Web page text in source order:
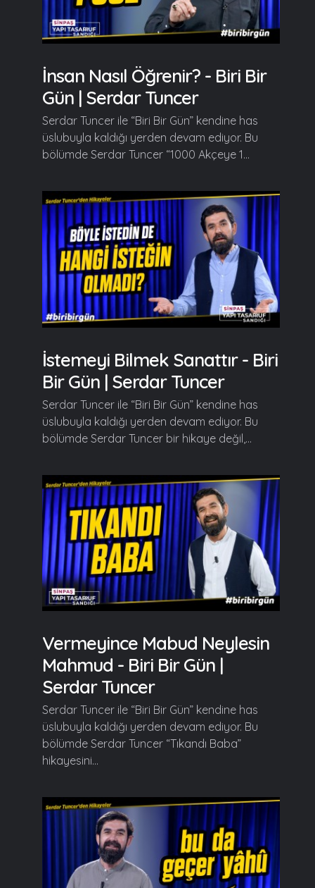
İnsan Nasıl Öğrenir? - Biri Bir
Gün | Serdar Tuncer
Serdar Tuncer ile “Biri Bir Gün” kendine has
üslubuyla kaldığı yerden devam ediyor. Bu
bölümde Serdar Tuncer “1000 Akçeye 1...
İstemeyi Bilmek Sanattır - Biri
Bir Gün | Serdar Tuncer
Serdar Tuncer ile “Biri Bir Gün” kendine has
üslubuyla kaldığı yerden devam ediyor. Bu
bölümde Serdar Tuncer bir hikaye değil,...
Vermeyince Mabud Neylesin
Mahmud - Biri Bir Gün |
Serdar Tuncer
Serdar Tuncer ile “Biri Bir Gün” kendine has
üslubuyla kaldığı yerden devam ediyor. Bu
bölümde Serdar Tuncer “Tıkandı Baba”
hikayesini...